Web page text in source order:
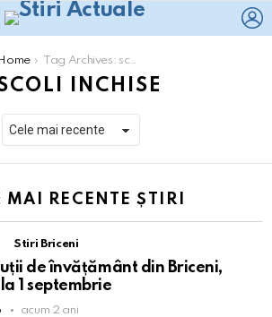
Home Tag Archives: scoli inchise
INCHISE
MAI RECENTE ȘTIRI
Stiri Briceni
de învățământ din Briceni,
1 septembrie
acum 2 ani